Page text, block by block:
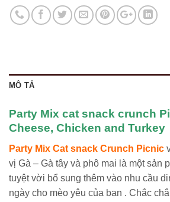
MÔ TẢ
Party Mix cat snack crunch
Cheese, Chicken and Turkey
Party Mix Cat snack Crunch Picnic
vị Gà – Gà tây và phô mai là một sản
tuyệt vời bổ sung thêm vào nhu cầu
ngày cho mèo yêu của bạn . Chắc